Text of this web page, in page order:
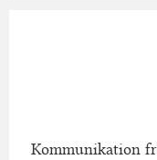
Kommunikation